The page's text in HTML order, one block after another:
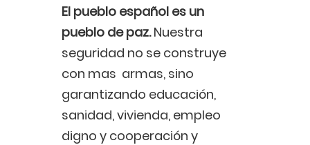
El pueblo español es un
pueblo de paz.Nuestra
seguridad no se construye
con mas armas, sino
garantizando educación,
sanidad, vivienda, empleo
digno y cooperación y